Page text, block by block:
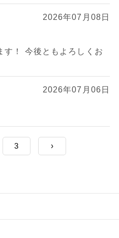
2026年07月08日
す！ 今後ともよろしくお
2026年07月06日
3 ›